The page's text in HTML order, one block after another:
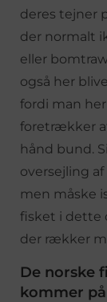
deres tejner
der normalt
eller
også her
fordi man
foretrækker
hånd bund.
oversejling
men måske
fisket i dette
der rækker
De norske
kommer